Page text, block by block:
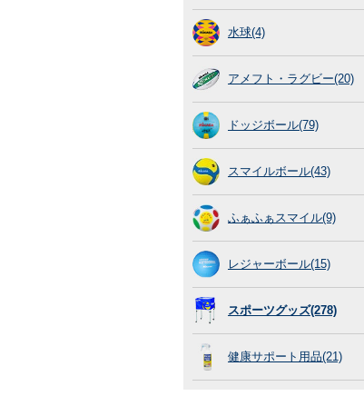
水球(4)
アメフト・ラグビー(20)
ドッジボール(79)
スマイルボール(43)
ふぁふぁスマイル(9)
レジャーボール(15)
スポーツグッズ(278)
健康サポート用品(21)